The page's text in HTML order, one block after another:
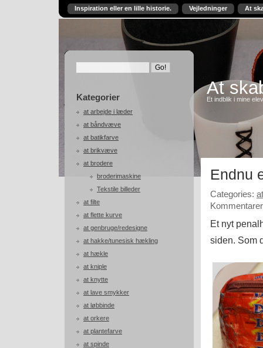
Inspiration eller en lille historie. Vejledninger At
Kategorier
at arbejde i læder
at båndvæve
at batikfarve
at brikvæve
at brodere
broderimaskine
Tekstile billeder
at filte
at flette kurve
at genbruge/redesigne
at hakke/tunesisk hækling
at hækle
at kniple
at knytte
at lave smykker
at løbbinde
at orkere
at plantefarve
at spinde
At
Et indblik i mine
Endnu
Categories:
Et nyt
siden. Som